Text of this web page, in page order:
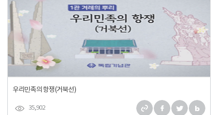
우리민족의 항쟁(거북선)
35,902